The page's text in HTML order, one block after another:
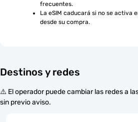
frecuentes.
La eSIM caducará si no se activa
desde su compra.
Destinos y redes
⚠️ El operador puede cambiar las redes a
sin previo aviso.